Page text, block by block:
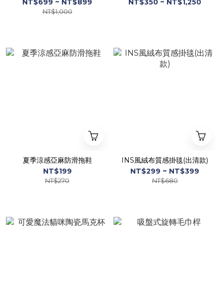
NT$699 ~ NT$899
NT$1,000
NT$350 ~ NT$1,250
夏季涼感亞麻防滑拖鞋
NT$199
NT$270
INS風絨布質感掛毯(出清款)
NT$299 ~ NT$399
NT$680